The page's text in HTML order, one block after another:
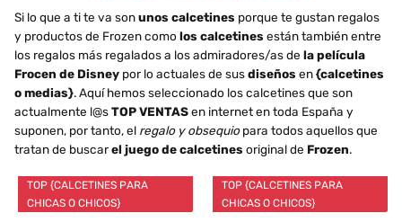
Si lo que a ti te va sonunos calcetines porque te gustan regalos
y productos de Frozen comolos calcetines están también entre
los regalos más regalados a los admiradores/as de la película
Frocen de Disney por lo actuales de susdiseños en{calcetines
o medias}. Aquí hemos seleccionado los calcetines que son
actualmente l@sTOP VENTASen internet en toda España y
suponen, por tanto, el regalo y obsequiopara todos aquellos que
tratan de buscarel juego de calcetines original de Frozen.
TOP {CALCETINES PARA
CHICAS O CHICOS}
TOP {CALCETINES PARA
CHICAS O CHICOS}